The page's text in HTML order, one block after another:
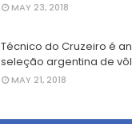
MAY 23, 2018
Técnico do Cruzeiro é
seleção argentina de
MAY 21, 2018